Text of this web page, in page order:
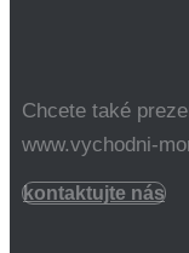
Chcete také
www.vychodni-
kontaktujte nás